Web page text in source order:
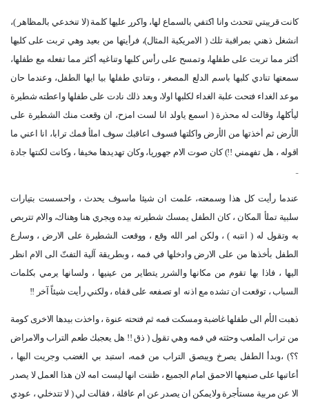
كانت قريبتي تتحدث وانا اكتفي بالسماع لها، واكرر عليها كلمة (لا تنخدعي بالمظاهر )،
انشغل ذهني بمراقبة تلك ( الامريكية المثال)، فرأيتها من بعيد وهي تربت على كلبها
أكثر مما تربت على طفلها، وتمسح على رأس كلبها وتناغيه أكثر مما تفعله مع طفلها،
سمعتها تنادي كلبها باسم الدلع المصغر ، وتنادي طفلها بيا ايها الطفل، وعندما حان
موعد الغداء فتحت علبة الغداء لكلبها اولا، وبعد ذلك نادت على طفلها واعطته شطيرة
ليأكلها، وقالت له محذرة ( اسمع ياولد انا لست امزح، ان وقعت منك الشطيرة على
الأرض ثم أخذتها من الأرض واكلتها فسوف اعاقبك سوف املأ فمك ترابا، انا اعني ما
اقوله ، هل تفهمني !!) كان صوت الام جهوريا، وكان تهديدها مخيفا ، وكانت لكنتها جادة
عندما رأيت كل هذا وسمعته، علمت ان شيئا ماسوف يحدث ، واحسست بتيارات
سلبية تملأ المكان ، كان الطفل يمسك شطيرته بيده ويجري هنا وهناك، والام تتربص
به وتقول له ( انتبه ) ، ولكن امر الله وقع ، ووقعت الشطيرة على الارض ، وسارع
الطفل بأخذها من على الارض وادخلها في فمه ، وبطريقة آلية التفتّ الى الام انظر
اليها ، فاذا بها تقوم من مكانها والشرر يتطاير من عينيها ، ولسانها يرمي بكلمات
السباب ، توقعت ان تشده مع اذنه او تصفعه على قفاه ، ولكني رأيت شيئاً آخر !!
ذهبت الأم الى طفلها غاضبة ومسكت فمه ثم فتحته عنوة ، واخذت بيدها الاخرى كومة
من تراب الملعب وحثته في فمه وهي تقول ( ذق !! هل يعجبك طعم التراب والامراض
؟؟) ،وبدأ الطفل يصرخ ويبصق التراب من فمه، استبد بي الغضب وجريت اليها ،
أعاتبها على صنيعها الاحمق امام الجميع ، ظننت انها ليست امه لان هذا العمل لا يصدر
الا عن مربية مستأجرة ولايمكن ان يصدر عن ام عاقلة ، فقالت لي ( لا تتدخلي ، عودي